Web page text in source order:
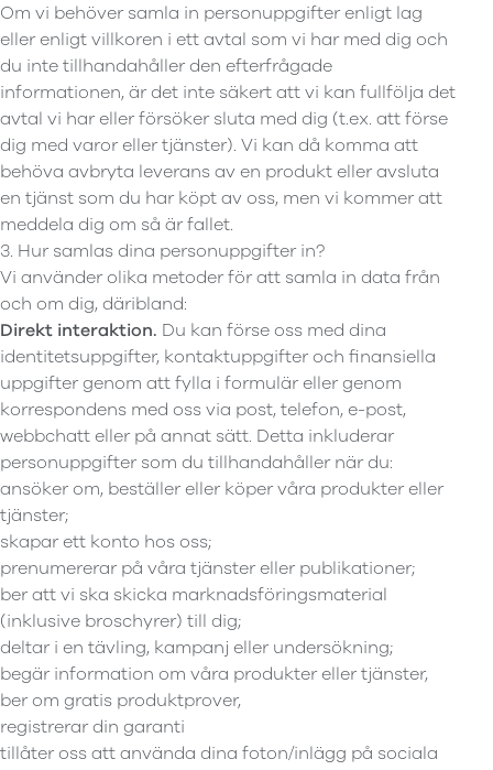
Om vi behöver samla in personuppgifter enligt lag
eller enligt villkoren i ett avtal som vi har med dig och
du inte tillhandahåller den efterfrågade
informationen, är det inte säkert att vi kan fullfölja det
avtal vi har eller försöker sluta med dig (t.ex. att förse
dig med varor eller tjänster). Vi kan då komma att
behöva avbryta leverans av en produkt eller avsluta
en tjänst som du har köpt av oss, men vi kommer att
meddela dig om så är fallet.
3. Hur samlas dina personuppgifter in?
Vi använder olika metoder för att samla in data från
och om dig, däribland:
Direkt interaktion. Du kan förse oss med dina
identitetsuppgifter, kontaktuppgifter och finansiella
uppgifter genom att fylla i formulär eller genom
korrespondens med oss via post, telefon, e-post,
webbchatt eller på annat sätt. Detta inkluderar
personuppgifter som du tillhandahåller när du:
ansöker om, beställer eller köper våra produkter eller
tjänster;
skapar ett konto hos oss;
prenumererar på våra tjänster eller publikationer;
ber att vi ska skicka marknadsföringsmaterial
(inklusive broschyrer) till dig;
deltar i en tävling, kampanj eller undersökning;
begär information om våra produkter eller tjänster,
ber om gratis produktprover,
registrerar din garanti
tillåter oss att använda dina foton/inlägg på sociala